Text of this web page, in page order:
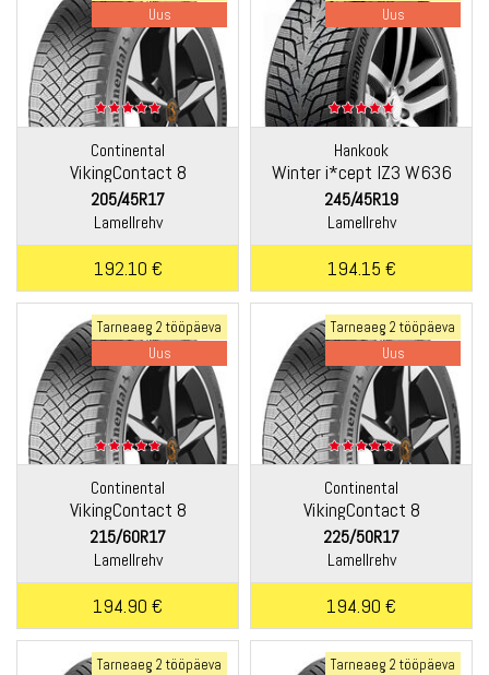
Uus
Continental
VikingContact 8
205/45R17
Lamellrehv
192.10 €
Uus
Hankook
Winter i*cept IZ3 W636
245/45R19
Lamellrehv
194.15 €
Tarneaeg 2 tööpäeva
Uus
Continental
VikingContact 8
215/60R17
Lamellrehv
194.90 €
Tarneaeg 2 tööpäeva
Uus
Continental
VikingContact 8
225/50R17
Lamellrehv
194.90 €
Tarneaeg 2 tööpäeva
Tarneaeg 2 tööpäeva